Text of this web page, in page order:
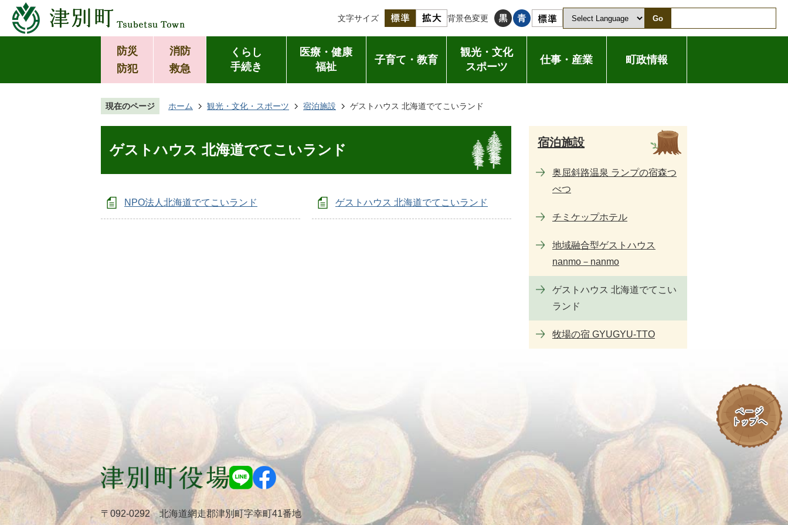
文字サイズ 背景色変更 Go
防災
防犯
消防
救急
くらし
手続き
医療・健康
福祉
子育て・教育
観光・文化
スポーツ
仕事・産業 町政情報
現在のページ ホーム 観光・文化・スポーツ 宿泊施設 ゲストハウス 北海道でてこいランド
ゲストハウス 北海道でてこいランド
NPO法人北海道でてこいランド ゲストハウス 北海道でてこいランド
宿泊施設
奥屈斜路温泉 ランプの宿森つ
べつ
チミケップホテル
地域融合型ゲストハウス
nanmo－nanmo
ゲストハウス 北海道でてこい
ランド
牧場の宿 GYUGYU-TTO
〒092-0292 北海道網走郡津別町字幸町41番地